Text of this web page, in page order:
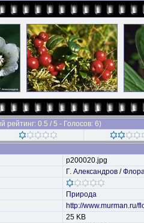
рейтинг: 0.5 / 5 - Голосов: 6)
p200020.jpg
Г. Александров /
Природа
http://www.murman.ru/
25 KB